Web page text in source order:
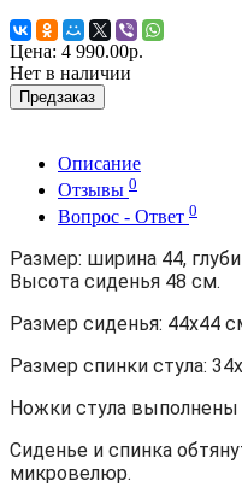
Цена: 4 990.00р.
Нет в наличии
Предзаказ
Описание
Отзывы 0
Вопрос - Ответ 0
Размер: ширина 44,
Высота сиденья 48 см.
Размер сиденья: 44х44
Размер спинки стула:
Ножки стула выполнены
Сиденье и спинка
микровелюр.